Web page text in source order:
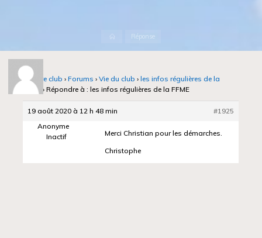
AccueilRéponse
Notre club › Forums › Vie du club › les infos régulières de la
FFME › Répondre à : les infos régulières de la FFME
19 août 2020 à 12 h 48 min
#1925
Anonyme
Inactif
Merci Christian pour les démarches.
Christophe